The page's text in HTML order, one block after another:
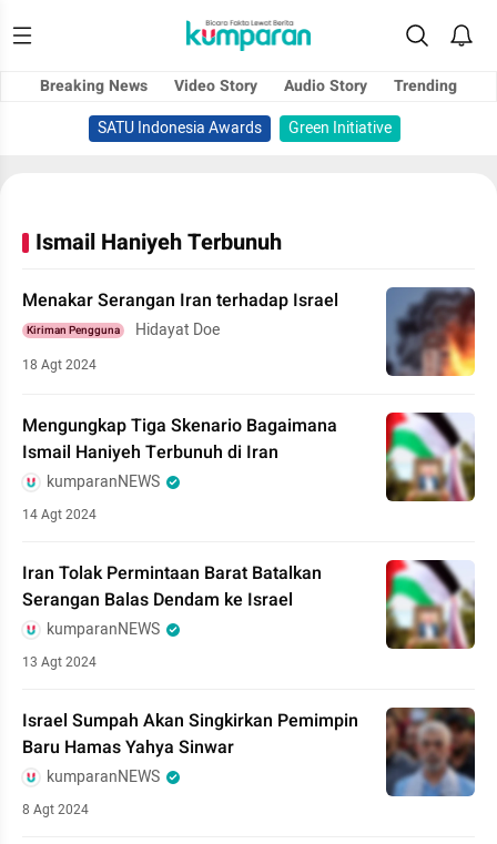
Breaking News Video Story Audio Story
Trending
SATU Indonesia Awards
Green Initiative
Ismail Haniyeh Terbunuh
Menakar Serangan Iran terhadap Israel
Kiriman Pengguna Hidayat Doe
18 Agt 2024
Mengungkap Tiga Skenario Bagaimana
Ismail Haniyeh Terbunuh di Iran
kumparanNEWS
14 Agt 2024
Iran Tolak Permintaan Barat Batalkan
Serangan Balas Dendam ke Israel
kumparanNEWS
13 Agt 2024
Israel Sumpah Akan Singkirkan Pemimpin
Baru Hamas Yahya Sinwar
kumparanNEWS
8 Agt 2024